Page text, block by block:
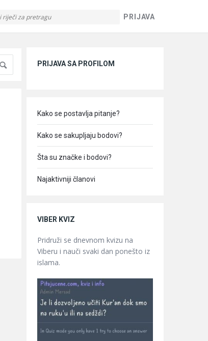
PRIJAVA
PRIJAVA SA PROFILOM
Kako se postavlja pitanje?
Kako se sakupljaju bodovi?
Šta su značke i bodovi?
Najaktivniji članovi
VIBER KVIZ
Pridruži se dnevnom kvizu na
Viberu i nauči svaki dan ponešto iz
islama.